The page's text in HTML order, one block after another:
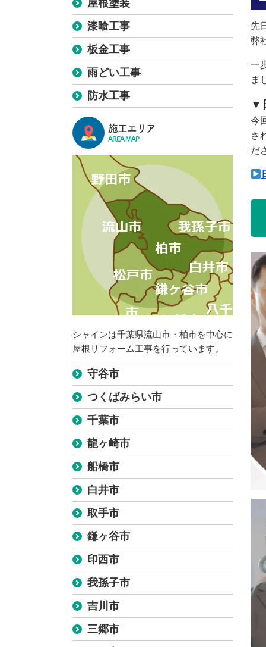
先
弊
一
ま
▼
今
さ
だ
屋根塗装
漆喰工事
板金工事
雨どい工事
防水工事
施工エリア
AREA MAP
シャインは千葉県流山市・柏市を中心に
屋根リフォーム工事を行っています。
守谷市
つくばみらい市
千葉市
龍ヶ崎市
船橋市
白井市
取手市
鎌ヶ谷市
印西市
我孫子市
吉川市
三郷市